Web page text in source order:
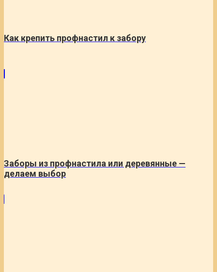
Как крепить профнастил к забору
Заборы из профнастила или деревянные —
делаем выбор